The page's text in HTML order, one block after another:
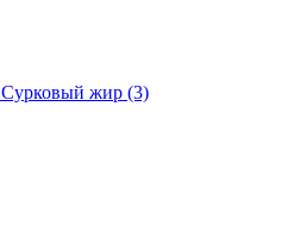
Сурковый жир (3)